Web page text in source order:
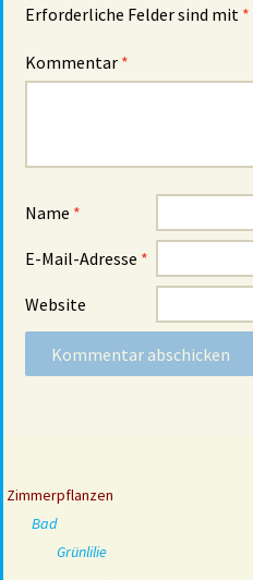
Erforderliche Felder sind mit *
Kommentar *
Name *
E-Mail-Adresse *
Website
Zimmerpflanzen
Bad
Grünlilie